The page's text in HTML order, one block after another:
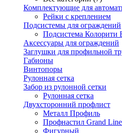
Комплектующие для
Рейки с креплением
Подсистемы для ограждений
Подсистема Колорити
Аксессуары для ограждений
Заглушки для профильной
Габионы
Винтопоры
Рулонная сетка
Забор из рулонной сетки
Рулонная сетка
Двухсторонний профлист
Металл Профиль
Профнастил Grand
Фигурный